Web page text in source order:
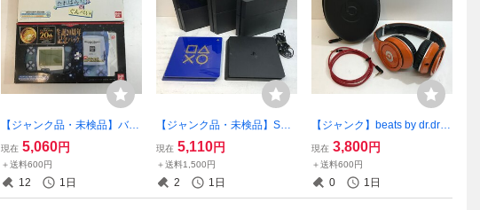
【ジャンク品・未検品】バン
ダイ ワンダースワン ２台
セット、たれぱんだ GUND
AM ２０th 【ゲーム-58
5】
現在 5,060円
＋送料600円
12 1日
【ジャンク品・未検品】SON
Y PS4本体 CUH-1000A×
1、1200A×2、2100A×2 計5
台 【ゲーム-579】
現在 5,110円
＋送料1,500円
2 1日
【ジャンク】beats by dr.dre
bpr BEAMS限定カラー B
eats Studio ビーツ ドクタ
ードレ 動作確認済み 【家
電-768】
現在 3,800円
＋送料600円
0 1日